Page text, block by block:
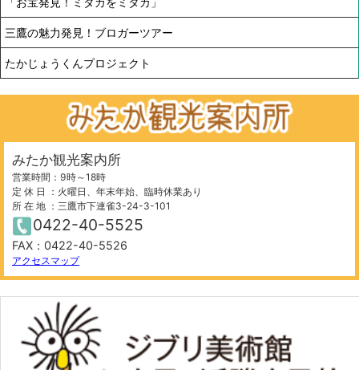
三鷹の魅力発見！ブロガーツアー
たかじょうくんプロジェクト
みたか観光案内所
営業時間：9時～18時
定 休 日 ：火曜日、年末年始、臨時休業あり
所 在 地 ：三鷹市下連雀3-24-3-101
0422-40-5525
FAX：0422-40-5526
アクセスマップ